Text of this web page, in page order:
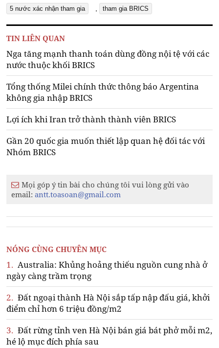
5 nước xác nhận tham gia tham gia BRICS
TIN LIÊN QUAN
Nga tăng mạnh thanh toán dùng đồng nội tệ với các
nước thuộc khối BRICS
Tổng thống Milei chính thức thông báo Argentina
không gia nhập BRICS
Lợi ích khi Iran trở thành thành viên BRICS
Gần 20 quốc gia muốn thiết lập quan hệ đối tác với
Nhóm BRICS
Mọi góp ý tin bài cho chúng tôi vui lòng gửi vào
email:antt.toasoan@gmail.com
NÓNG CÙNG CHUYÊN MỤC
1. Australia: Khủng hoảng thiếu nguồn cung nhà ở
ngày càng trầm trọng
2. Đất ngoại thành Hà Nội sắp tấp nập đấu giá, khởi
điểm chỉ hơn 6 triệu đồng/m2
3. Đất rừng tỉnh ven Hà Nội bán giá bát phở mỗi m2,
hé lộ mục đích phía sau